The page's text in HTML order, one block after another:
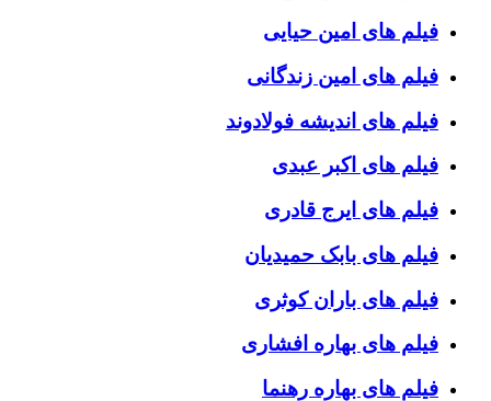
فیلم های امین حیایی
فیلم های امین زندگانی
فیلم های اندیشه فولادوند
فیلم های اکبر عبدی
فیلم های ایرج قادری
فیلم های بابک حمیدیان
فیلم های باران کوثری
فیلم های بهاره افشاری
فیلم های بهاره رهنما